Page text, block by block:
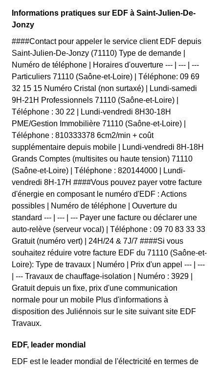
Informations pratiques sur EDF à Saint-Julien-De-
Jonzy
####Contact pour appeler le service client EDF depuis
Saint-Julien-De-Jonzy (71110) Type de demande |
Numéro de téléphone | Horaires d'ouverture --- | --- | ---
Particuliers 71110 (Saône-et-Loire) | Téléphone: 09 69
32 15 15 Numéro Cristal (non surtaxé) | Lundi-samedi
9H-21H Professionnels 71110 (Saône-et-Loire) |
Téléphone : 30 22 | Lundi-vendredi 8H30-18H
PME/Gestion Immobilière 71110 (Saône-et-Loire) |
Téléphone : 810333378 6cm2/min + coût
supplémentaire depuis mobile | Lundi-vendredi 8H-18H
Grands Comptes (multisites ou haute tension) 71110
(Saône-et-Loire) | Téléphone : 820144000 | Lundi-
vendredi 8H-17H ####Vous pouvez payer votre facture
d'énergie en composant le numéro d'EDF : Actions
possibles | Numéro de téléphone | Ouverture du
standard --- | --- | --- Payer une facture ou déclarer une
auto-relève (serveur vocal) | Téléphone : 09 70 83 33 33
Gratuit (numéro vert) | 24H/24 & 7J/7 ####Si vous
souhaitez réduire votre facture EDF du 71110 (Saône-et-
Loire): Type de travaux | Numéro | Prix d'un appel --- | ---
| --- Travaux de chauffage-isolation | Numéro : 3929 |
Gratuit depuis un fixe, prix d'une communication
normale pour un mobile Plus d'informations à
disposition des Juliénnois sur le site suivant site EDF
Travaux.
EDF, leader mondial
EDF est le leader mondial de l'électricité en termes de